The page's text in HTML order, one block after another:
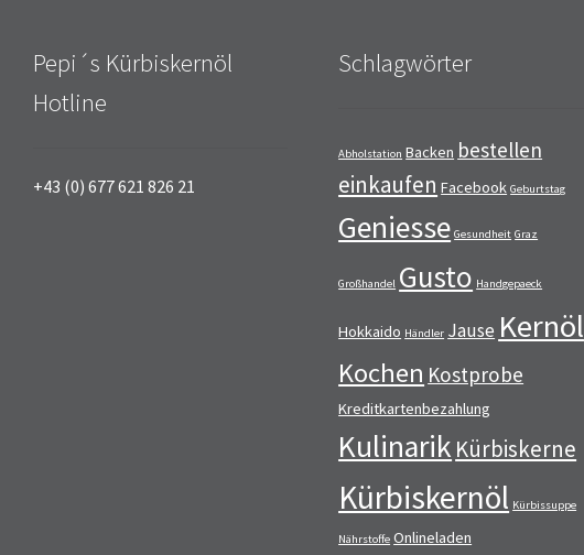
Pepi´s Kürbiskernöl
Hotline
+43 (0) 677 621 826 21
Schlagwörter
Abholstation Backen bestellen
einkaufen Facebook Geburtstag
Geniesse Gesundheit Graz
Großhandel Gusto Handgepaeck
Hokkaido Händler Jause Kernöl
Kochen Kostprobe
Kreditkartenbezahlung
Kulinarik Kürbiskerne
Kürbiskernöl Kürbissuppe
Nährstoffe Onlineladen